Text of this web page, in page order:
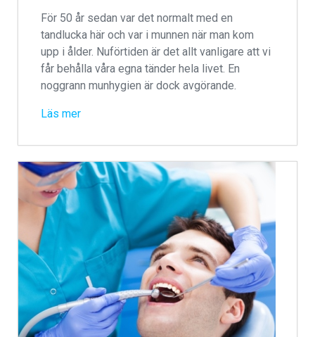
För 50 år sedan var det normalt med en
tandlucka här och var i munnen när man kom
upp i ålder. Nuförtiden är det allt vanligare att vi
får behålla våra egna tänder hela livet. En
noggrann munhygien är dock avgörande.
Läs mer